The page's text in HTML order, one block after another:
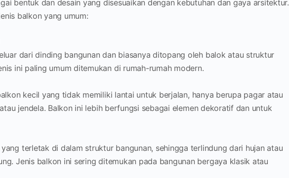
bentuk dan desain yang disesuaikan dengan kebutuhan dan gaya arsitektur.
balkon yang umum:
dari dinding bangunan dan biasanya ditopang oleh balok atau struktur
ini paling umum ditemukan di rumah-rumah modern.
kecil yang tidak memiliki lantai untuk berjalan, hanya berupa pagar atau
jendela. Balkon ini lebih berfungsi sebagai elemen dekoratif dan untuk
terletak di dalam struktur bangunan, sehingga terlindung dari hujan atau
Jenis balkon ini sering ditemukan pada bangunan bergaya klasik atau